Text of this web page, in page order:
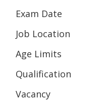
Exam Date
Job Location
Age Limits
Qualification
Vacancy